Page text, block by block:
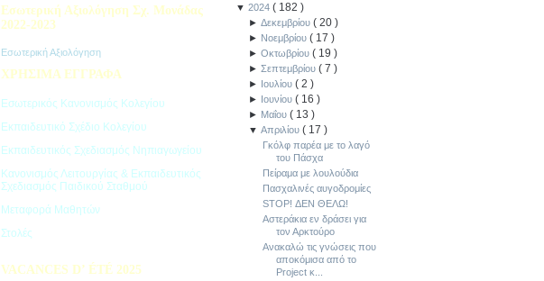
Εσωτερική Αξιολόγηση Σχ. Μονάδας
2022-2023
Εσωτερική Αξιολόγηση
ΧΡΗΣΙΜΑ ΕΓΓΡΑΦΑ
Εσωτερικός Κανονισμός Κολεγίου
Εκπαιδευτικό Σχέδιο Κολεγίου
Εκπαιδευτικός Σχεδιασμός Νηπιαγωγείου
Κανονισμός Λειτουργίας & Εκπαιδευτικός
Σχεδιασμός Παιδικού Σταθμού
Μεταφορά Μαθητών
Στολές
VACANCES D’ ÉTÉ 2025
▼ 2024 ( 182 )
►Δεκεμβρίου(20)
► Νοεμβρίου( 17)
►Οκτωβρίου( 19)
►Σεπτεμβρίου(7)
► Ιουλίου(2)
► Ιουνίου( 16)
► Μαΐου( 13)
▼Απριλίου( 17)
Γκόλφ παρέα με το λαγό
του Πάσχα
Πείραμα με λουλούδια
Πασχαλινές αυγοδρομίες
STOP! ΔΕΝ ΘΕΛΩ!
Αστεράκια εν δράσει για
τον Αρκτούρο
Ανακαλώ τις γνώσεις που
αποκόμισα από το
Project κ...